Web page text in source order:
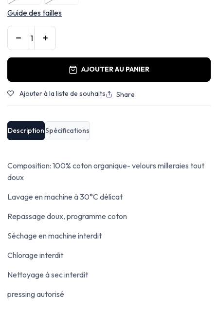
Guide des tailles
AJOUTER AU PANIER
Ajouter à la liste de souhaits Share
DescriptionSpécifications
Composition: 100% coton organique- velours milleraies tout
doux
Lavage en machine à 30°C délicat
Repassage doux, programme coton
Séchage en machine interdit
Chlorage interdit
Nettoyage à sec interdit
pressing autorisé